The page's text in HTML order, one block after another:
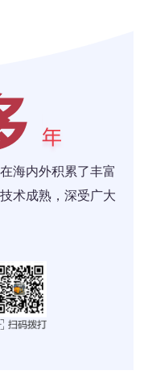
海内外积累了丰富
术成熟，深受广大